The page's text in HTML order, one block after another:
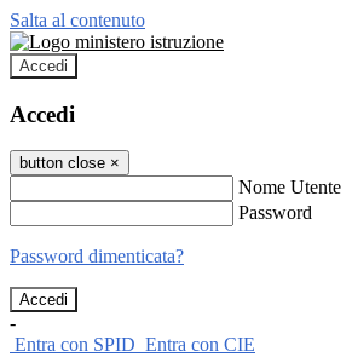
Salta al contenuto
Accedi
Accedi
button close ×
Nome Utente
Password
Password dimenticata?
-
Entra con SPID Entra con CIE